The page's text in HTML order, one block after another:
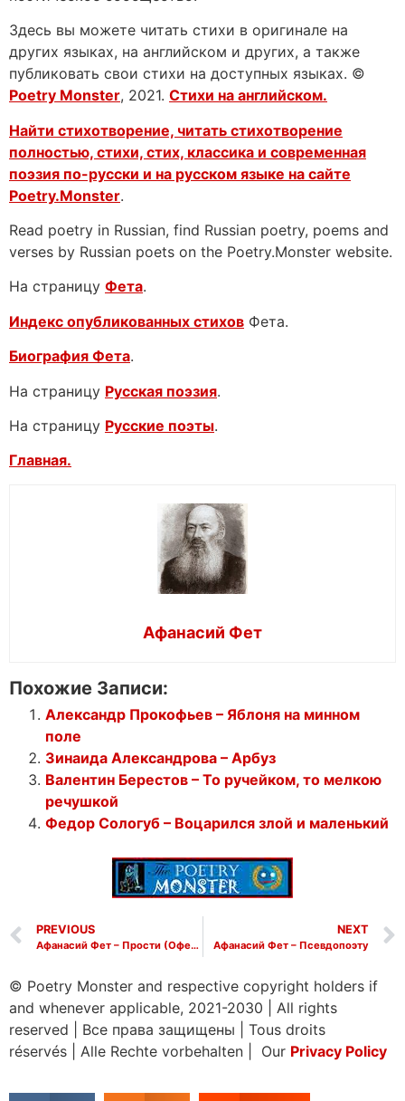
Здесь вы можете читать стихи в оригинале на
других языках, на английском и других, а также
публиковать свои стихи на доступных языках. ©
Poetry Monster, 2021. Стихи на английском.
Найти стихотворение, читать стихотворение
полностью, стихи, стих, классика и современная
поэзия по-русски и на русском языке на сайте
Poetry.Monster.
Read poetry in Russian, find Russian poetry, poems and
verses by Russian poets on the Poetry.Monster website.
На страницу Фета.
Индекс опубликованных стихов Фета.
Биография Фета.
На страницу Русская поэзия.
На страницу Русские поэты.
Главная.
Афанасий Фет
Похожие Записи:
Александр Прокофьев – Яблоня на минном
поле
Зинаида Александрова – Арбуз
Валентин Берестов – То ручейком, то мелкою
речушкой
Федор Сологуб – Воцарился злой и маленький
PREVIOUS
Афанасий Фет – Прости (Офелии)
NEXT
Афанасий Фет – Псевдопоэту
© Poetry Monster and respective copyright holders if
and whenever applicable, 2021-2030
All rights
reserved
Все права защищены
Tous droits
réservés
Alle Rechte vorbehalten | Our Privacy Policy